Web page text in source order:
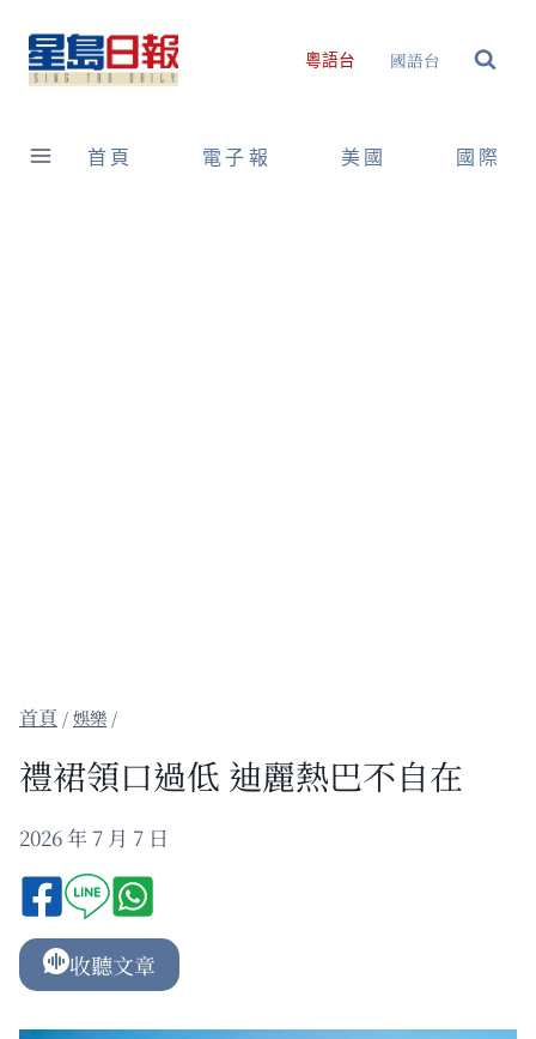
content
粵語台 國語台
首頁 電子報 美國 國際
/娛樂 /
禮裙領口過低 迪麗熱巴不自在
2026 年 7 月 7 日
收聽文章